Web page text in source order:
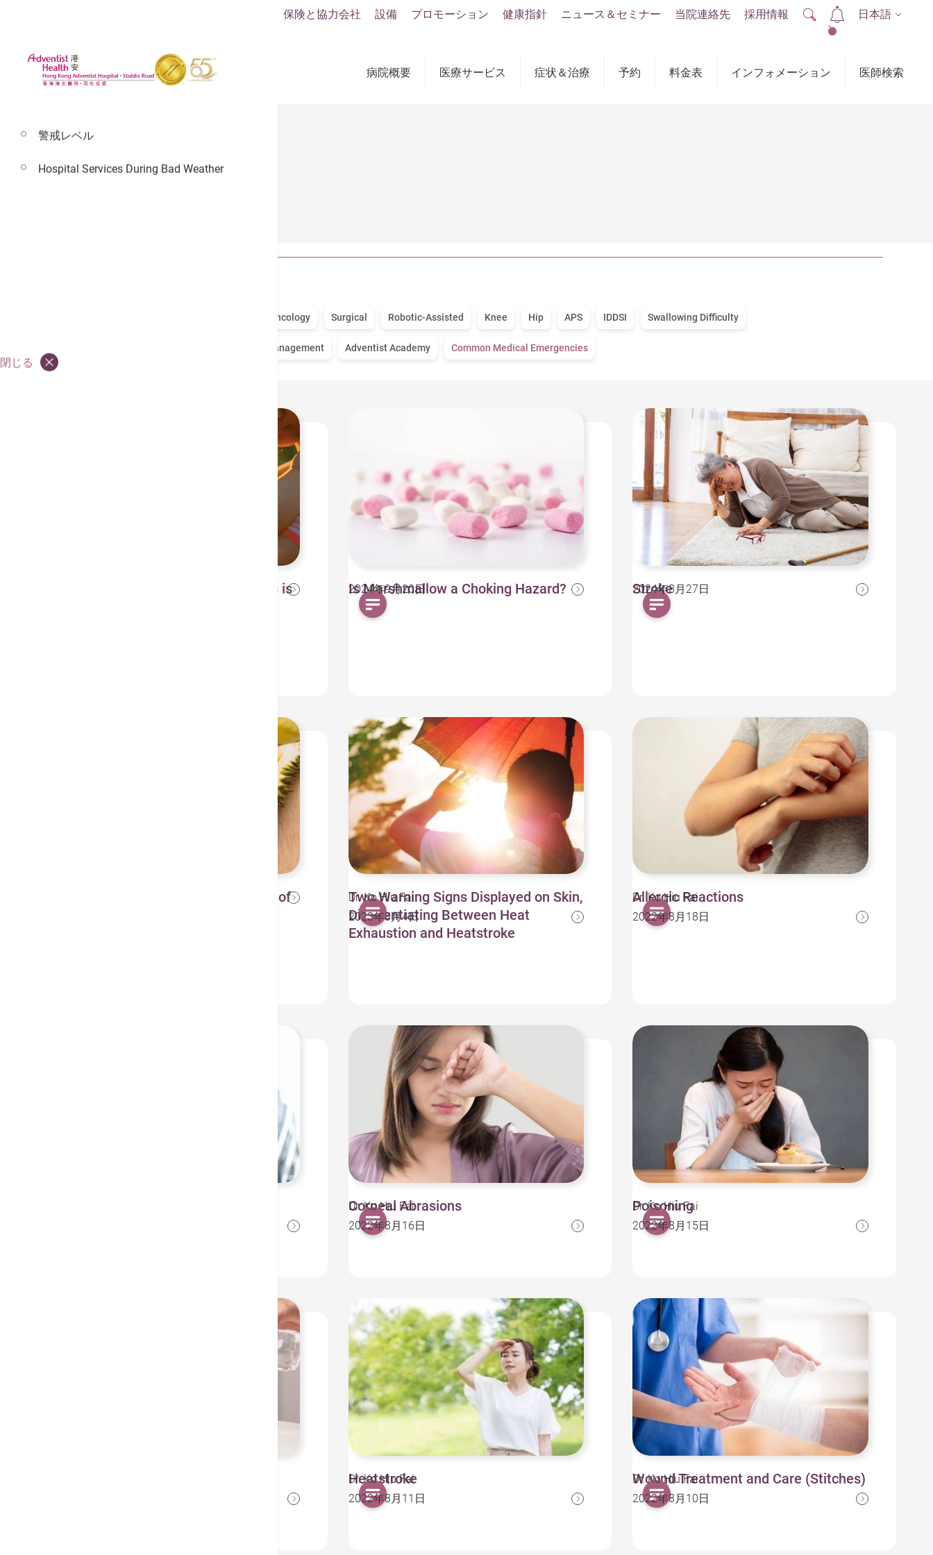
病院概要 医療サービス 症状＆治療 予約 料金表 インフォメーション 医師検索
保険と協力会社 設備 プロモーション 健康指針 ニュース＆セミナー 当院連絡先 採用情報
2
日本語
Oncology Surgical Robotic-Assisted Knee Hip APS IDDSI Swallowing Difficulty
Lifestyle Management Adventist Academy Common Medical Emergencies
The number of dengue fever cases is
Is Marshmallow a Choking Hazard?
2024年9月20日 Stroke
2024年8月27日
"The King of Fruits" - The Dilemma of
Two Warning Signs Displayed on Skin,
Differentiating Between Heat
Exhaustion and Heatstroke
Dr. Ko Hiu Fai
2023年8月4日
Allergic Reactions
Dr. Ko Hiu Fai
2022年8月18日
Corneal Abrasions
Dr. Ko Hiu Fai
2022年8月16日
Poisoning
Dr. Ko Hiu Fai
2022年8月15日
Heatstroke
Dr. Ko Hiu Fai
2022年8月11日
Wound Treatment and Care (Stitches)
Dr. Ko Hiu Fai
2022年8月10日
警戒レベル
Hospital Services During Bad Weather
閉じる